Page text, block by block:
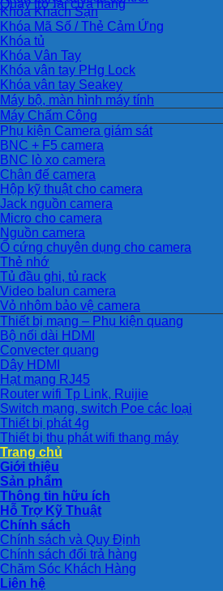
Quay trở lại cửa hàng
Khóa Khách Sạn
Khóa Mã Số / Thẻ Cảm Ứng
Khóa tủ
Khóa Vân Tay
Khóa vân tay PHg Lock
Khóa vân tay Seakey
Máy bộ, màn hình máy tính
Máy Chấm Công
Phụ kiện Camera giám sát
BNC + F5 camera
BNC lò xo camera
Chân đế camera
Hộp kỹ thuật cho camera
Jack nguồn camera
Micro cho camera
Nguồn camera
Ổ cứng chuyên dụng cho camera
Thẻ nhớ
Tủ đầu ghi, tủ rack
Video balun camera
Vỏ nhôm bảo vệ camera
Thiết bị mạng – Phụ kiện quang
Bộ nối dài HDMI
Convecter quang
Dây HDMI
Hạt mạng RJ45
Router wifi Tp Link, Ruijie
Switch mạng, switch Poe các loại
Thiết bị phát 4g
Thiết bị thu phát wifi thang máy
Trang chủ
Giới thiệu
Sản phẩm
Thông tin hữu ích
Hỗ Trợ Kỹ Thuật
Chính sách
Chính sách và Quy Định
Chính sách đổi trả hàng
Chăm Sóc Khách Hàng
Liên hệ